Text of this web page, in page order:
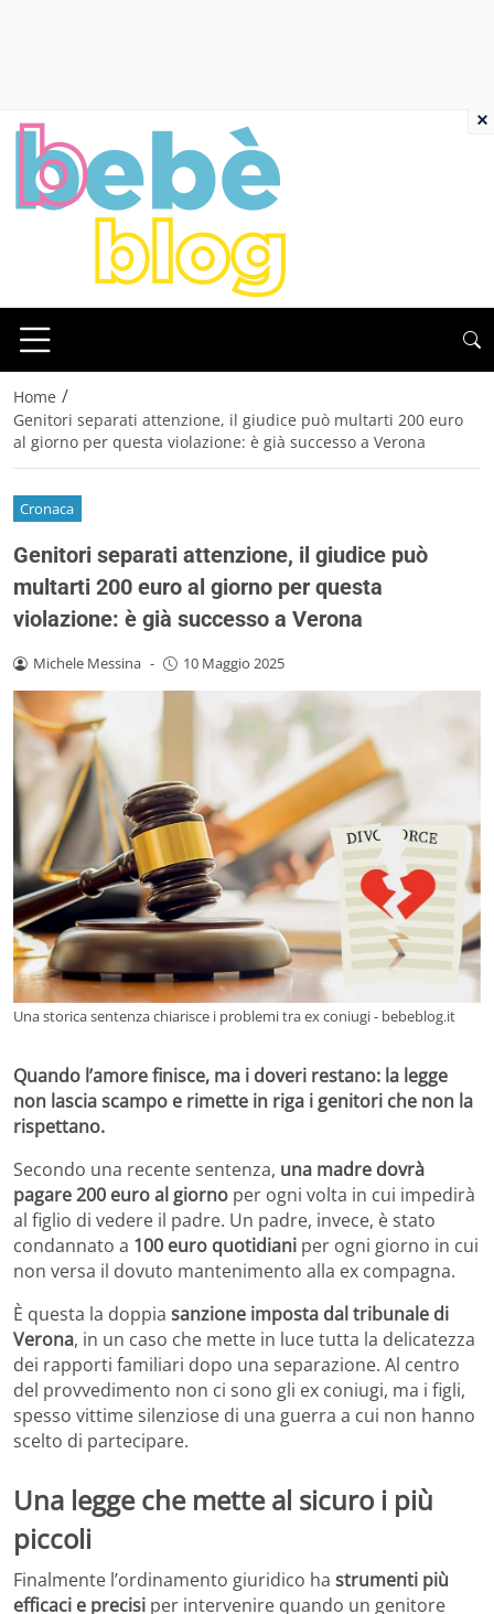
Home /
Genitori separati attenzione, il giudice può multarti 200 euro
al giorno per questa violazione: è già successo a Verona
Cronaca
Genitori separati attenzione, il giudice può
multarti 200 euro al giorno per questa
violazione: è già successo a Verona
Michele Messina - 10 Maggio 2025
Una storica sentenza chiarisce i problemi tra ex coniugi - bebeblog.it
Quando l’amore finisce, ma i doveri restano: la legge
non lascia scampo e rimette in riga i genitori che non la
rispettano.
Secondo una recente sentenza, una madre dovrà
pagare 200 euro al giorno per ogni volta in cui impedirà
al figlio di vedere il padre. Un padre, invece, è stato
condannato a 100 euro quotidiani per ogni giorno in cui
non versa il dovuto mantenimento alla ex compagna.
È questa la doppia sanzione imposta dal tribunale di
Verona, in un caso che mette in luce tutta la delicatezza
dei rapporti familiari dopo una separazione. Al centro
del provvedimento non ci sono gli ex coniugi, ma i figli,
spesso vittime silenziose di una guerra a cui non hanno
scelto di partecipare.
Una legge che mette al sicuro i più
piccoli
Finalmente l’ordinamento giuridico ha strumenti più
efficaci e precisi per intervenire quando un genitore
×